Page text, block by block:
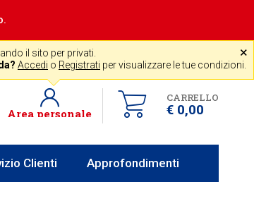
14-18 +39 0341 256700 ˟
il sito per privati.
Accedi o Registrati per visualizzare le tue condizioni.
CARRELLO
€ 0,00
Area personale
Clienti Approfondimenti